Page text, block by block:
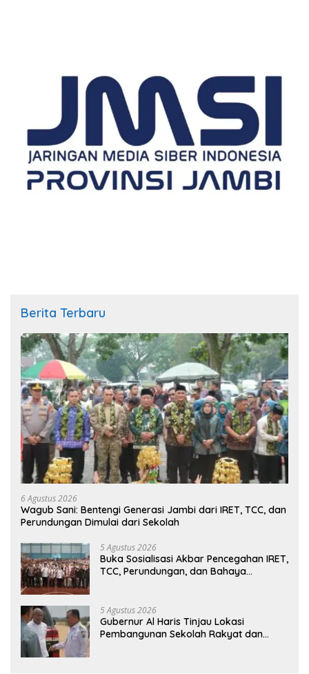
Berita Terbaru
6 Agustus 2026
Wagub Sani: Bentengi Generasi Jambi dari IRET, TCC, dan
Perundungan Dimulai dari Sekolah
5 Agustus 2026
Buka Sosialisasi Akbar Pencegahan IRET,
TCC, Perundungan, dan Bahaya
masa depan sudah ada di tangan”
5 Agustus 2026
Gubernur Al Haris Tinjau Lokasi
Pembangunan Sekolah Rakyat dan